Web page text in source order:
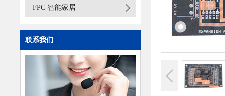
FPC-智能家居
联系我们